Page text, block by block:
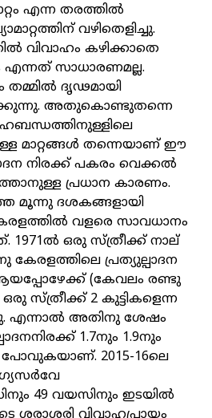
എന്ന തരത്തിൽ
വഴിതെളിച്ചു.
വിവാഹം കഴിക്കാതെ
എന്നത് സാധാരണമല്ല.
തമ്മിൽ ദൃഢമായി
അതുകൊണ്ടുതന്നെ
മാറ്റങ്ങൾ തന്നെയാണ് ഈ
നിരക്ക് പകരം വെക്കൽ
പ്രധാന കാരണം.
മൂന്നു ദശകങ്ങളായി
വളരെ സാവധാനം
1971ൽ ഒരു സ്ത്രീക്ക് നാല്
കേരളത്തിലെ പ്രത്യുല്പാദന
ആയപ്പോഴേക്ക് (കേവലം രണ്ടു
സ്ത്രീക്ക് 2 കുട്ടികളെന്ന
എന്നാൽ അതിനു ശേഷം
1.7നും 1.9നും
പോവുകയാണ്. 2015-16ലെ
49 വയസിനും ഇടയിൽ
ശരാശരി വിവാഹപ്രായം